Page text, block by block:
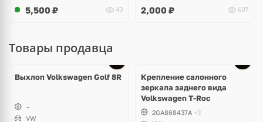
5,500 ₽ 43 2,000 ₽ 607
Товары продавца
Выхлоп Volkswagen Golf 8R
~
VW
Крепление салонного
зеркала заднего вида
Volkswagen T-Roc
2GA868437A +3